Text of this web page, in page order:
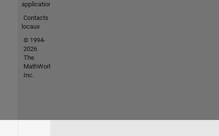
applications
Contacts
locaux
© 1994-
2026
The
MathWorks,
Inc.